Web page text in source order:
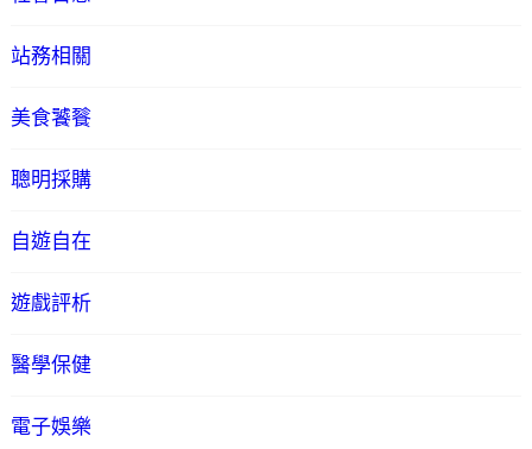
站務相關
美食饕餮
聰明採購
自遊自在
遊戲評析
醫學保健
電子娛樂